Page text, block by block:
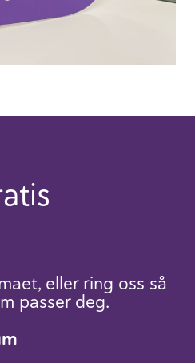
eller ring oss så
passer deg.